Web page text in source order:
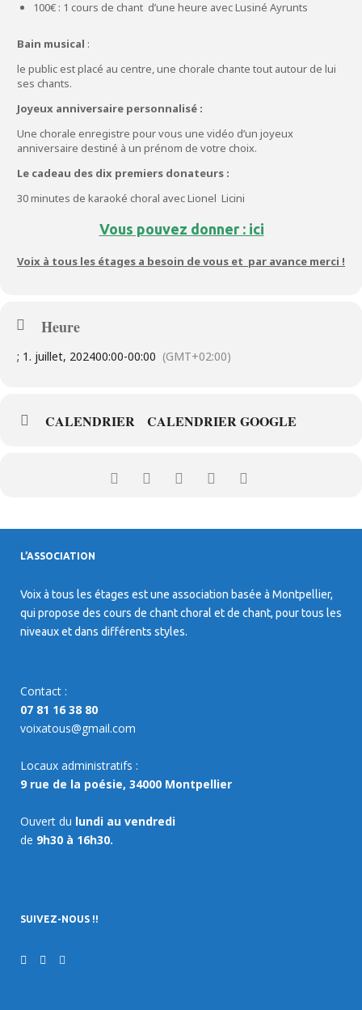
100€ : 1 cours de chant d’une heure avec Lusiné Ayrunts
Bain musical :
le public est placé au centre, une chorale chante tout autour de lui
ses chants.
Joyeux anniversaire personnalisé :
Une chorale enregistre pour vous une vidéo d’un joyeux
anniversaire destiné à un prénom de votre choix.
Le cadeau des dix premiers donateurs :
30 minutes de karaoké choral avec Lionel Licini
Vous pouvez donner : ici
Voix à tous les étages a besoin de vous et par avance merci !
Heure
; 1. juillet, 202400:00-00:00 (GMT+02:00)
CALENDRIER CALENDRIER GOOGLE
L’ASSOCIATION
Voix à tous les étages est une association basée à Montpellier,
qui propose des cours de chant choral et de chant, pour tous les
niveaux et dans différents styles.
Contact :
07 81 16 38 80
voixatous@gmail.com
Locaux administratifs :
9 rue de la poésie, 34000 Montpellier
Ouvert du lundi au vendredi
de 9h30 à 16h30.
SUIVEZ-NOUS !!